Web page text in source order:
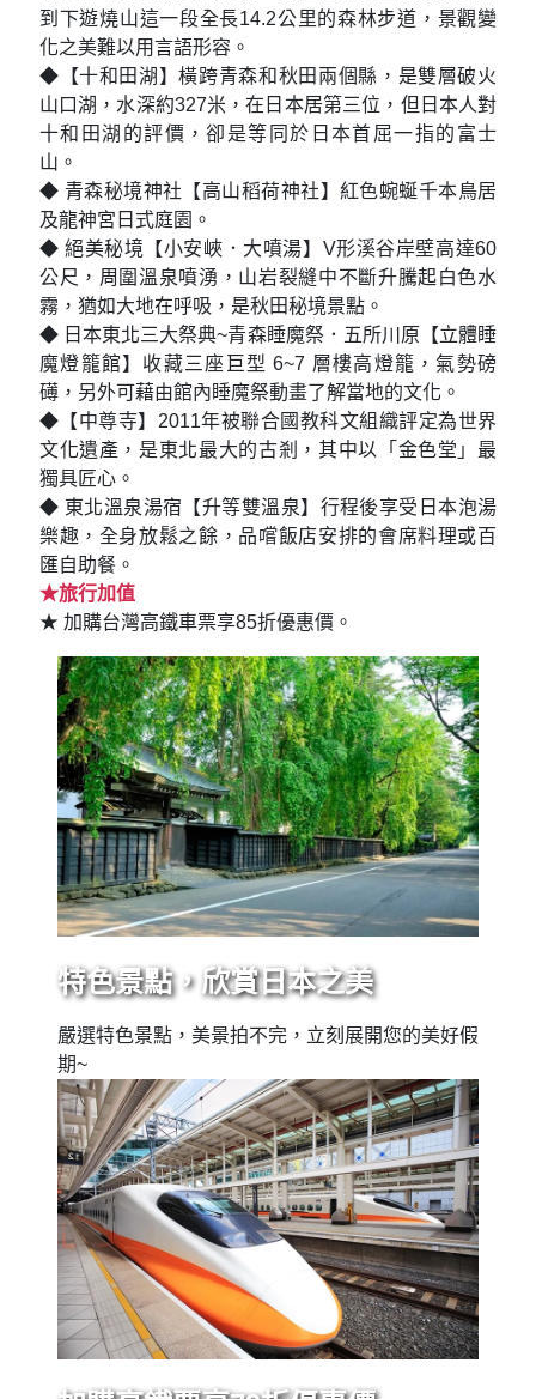
到下遊燒山這一段全長14.2公里的森林步道，景觀變
化之美難以用言語形容。
◆【十和田湖】橫跨青森和秋田兩個縣，是雙層破火
山口湖，水深約327米，在日本居第三位，但日本人對
十和田湖的評價，卻是等同於日本首屈一指的富士
山。
◆ 青森秘境神社【高山稻荷神社】紅色蜿蜒千本鳥居
及龍神宮日式庭園。
◆ 絕美秘境【小安峽．大噴湯】V形溪谷岸壁高達60
公尺，周圍溫泉噴湧，山岩裂縫中不斷升騰起白色水
霧，猶如大地在呼吸，是秋田秘境景點。
◆ 日本東北三大祭典~青森睡魔祭．五所川原【立體睡
魔燈籠館】收藏三座巨型 6~7 層樓高燈籠，氣勢磅
礡，另外可藉由館內睡魔祭動畫了解當地的文化。
◆【中尊寺】2011年被聯合國教科文組織評定為世界
文化遺產，是東北最大的古剎，其中以「金色堂」最
獨具匠心。
◆ 東北溫泉湯宿【升等雙溫泉】行程後享受日本泡湯
樂趣，全身放鬆之餘，品嚐飯店安排的會席料理或百
匯自助餐。
★旅行加值
★ 加購台灣高鐵車票享85折優惠價。
特色景點，欣賞日本之美
嚴選特色景點，美景拍不完，立刻展開您的美好假
期~